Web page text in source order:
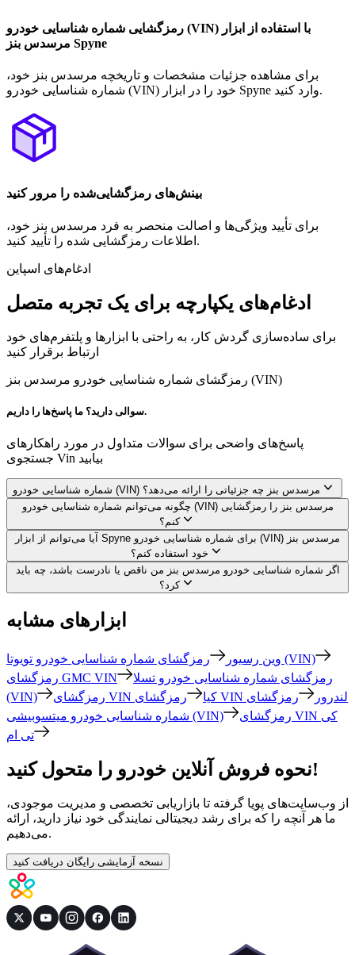
رمزگشایی شماره شناسایی خودرو (VIN) با استفاده از ابزار
مرسدس بنز Spyne
برای مشاهده جزئیات مشخصات و تاریخچه مرسدس بنز خود،
شماره شناسایی خودرو (VIN) خود را در ابزار Spyne وارد کنید.
بینش‌های رمزگشایی‌شده را مرور کنید
برای تأیید ویژگی‌ها و اصالت منحصر به فرد مرسدس بنز خود،
اطلاعات رمزگشایی شده را تأیید کنید.
ادغام‌های اسپاین
ادغام‌های یکپارچه برای یک تجربه متصل
برای ساده‌سازی گردش کار، به راحتی با ابزارها و پلتفرم‌های خود
ارتباط برقرار کنید
رمزگشای شماره شناسایی خودرو مرسدس بنز (VIN)
سوالی دارید؟ ما پاسخ‌ها را داریم.
پاسخ‌های واضحی برای سوالات متداول در مورد راهکارهای
جستجوی Vin بیابید
شماره شناسایی خودرو (VIN) مرسدس بنز چه جزئیاتی را ارائه می‌دهد؟
چگونه می‌توانم شماره شناسایی خودرو (VIN) مرسدس بنز را رمزگشایی
کنم؟
آیا می‌توانم از ابزار Spyne برای شماره شناسایی خودرو (VIN) مرسدس بنز
خود استفاده کنم؟
اگر شماره شناسایی خودرو مرسدس بنز من ناقص یا نادرست باشد، چه باید
کرد؟
ابزارهای مشابه
وین رسیور رمزگشای شماره شناسایی خودرو تویوتا (VIN)
رمزگشای GMC VIN
رمزگشای شماره شناسایی خودرو تسلا
(VIN)
رمزگشای VIN کیا رمزگشای VIN لندرور
رمزگشای
شماره شناسایی خودرو میتسوبیشی (VIN)
رمزگشای VIN کی
تی ام
نحوه فروش آنلاین خودرو را متحول کنید!
از وب‌سایت‌های پویا گرفته تا بازاریابی تخصصی و مدیریت موجودی،
ما هر آنچه را که برای رشد دیجیتالی نمایندگی خود نیاز دارید، ارائه
می‌دهیم.
نسخه آزمایشی رایگان دریافت کنید